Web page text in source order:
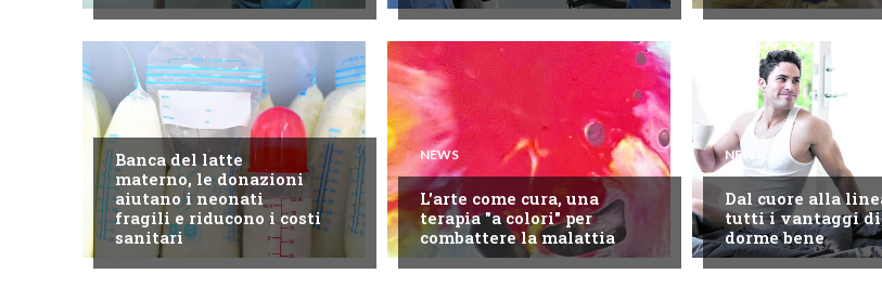
NEWS
Banca del latte
materno, le donazioni
aiutano i neonati
fragili e riducono i costi
sanitari
NEWS
L'arte come cura, una
terapia "a colori" per
combattere la malattia
NEWS
Dal cuore alla
tutti i vantaggi
dorme bene